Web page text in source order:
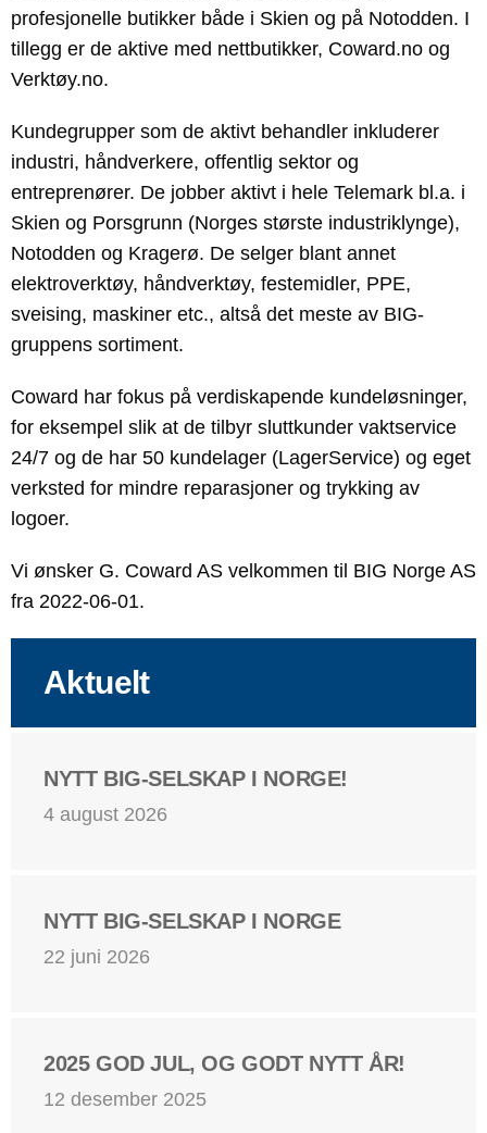
profesjonelle butikker både i Skien og på Notodden. I
tillegg er de aktive med nettbutikker, Coward.no og
Verktøy.no.
Kundegrupper som de aktivt behandler inkluderer
industri, håndverkere, offentlig sektor og
entreprenører. De jobber aktivt i hele Telemark bl.a. i
Skien og Porsgrunn (Norges største industriklynge),
Notodden og Kragerø. De selger blant annet
elektroverktøy, håndverktøy, festemidler, PPE,
sveising, maskiner etc., altså det meste av BIG-
gruppens sortiment.
Coward har fokus på verdiskapende kundeløsninger,
for eksempel slik at de tilbyr sluttkunder vaktservice
24/7 og de har 50 kundelager (LagerService) og eget
verksted for mindre reparasjoner og trykking av
logoer.
Vi ønsker G. Coward AS velkommen til BIG Norge AS
fra 2022-06-01.
Aktuelt
NYTT BIG-SELSKAP I NORGE!
4 august 2026
NYTT BIG-SELSKAP I NORGE
22 juni 2026
2025 GOD JUL, OG GODT NYTT ÅR!
12 desember 2025